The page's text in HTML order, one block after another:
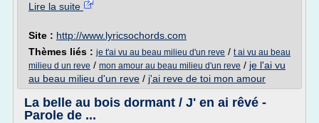
Lire la suite
Site : http://www.lyricsochords.com
Thèmes liés : je t'ai vu au beau milieu d'un reve / t ai vu au beau
milieu d un reve / mon amour au beau milieu d'un reve / je l'ai vu
au beau milieu d'un reve / j'ai reve de toi mon amour
La belle au bois dormant / J' en ai rêvé -
Parole de ...